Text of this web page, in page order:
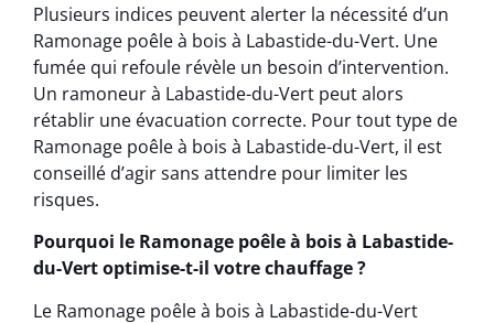
Plusieurs indices peuvent alerter la nécessité d’un
Ramonage poêle à bois à Labastide-du-Vert. Une
fumée qui refoule révèle un besoin d’intervention.
Un ramoneur à Labastide-du-Vert peut alors
rétablir une évacuation correcte. Pour tout type de
Ramonage poêle à bois à Labastide-du-Vert, il est
conseillé d’agir sans attendre pour limiter les
risques.
Pourquoi le Ramonage poêle à bois à Labastide-
du-Vert optimise-t-il votre chauffage ?
Le Ramonage poêle à bois à Labastide-du-Vert